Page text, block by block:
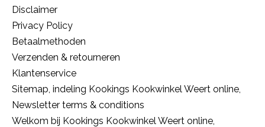
Disclaimer
Privacy Policy
Betaalmethoden
Verzenden & retourneren
Klantenservice
Sitemap, indeling Kookings Kookwinkel Weert online,
Newsletter terms & conditions
Welkom bij Kookings Kookwinkel Weert online,